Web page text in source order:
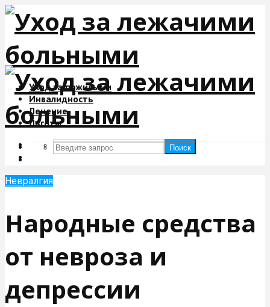
Уход за пожилыми
Инвалидность
Лечение
Льготы
Поиск
Поиск
Невралгия
Народные средства
от невроза и
депрессии